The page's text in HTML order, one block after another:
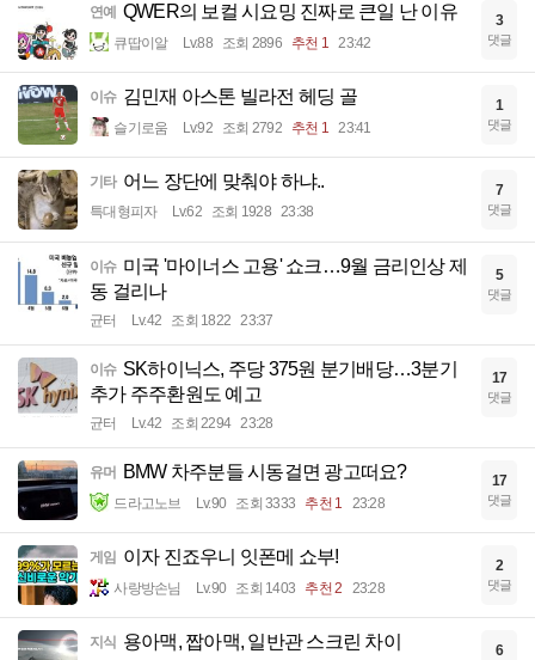
연예 QWER의 보컬 시요밍 진짜로 큰일 난 이유
큐땁이알 Lv.88 조회 2896 추천 1 23:42
3
댓글
이슈 김민재 아스톤 빌라전 헤딩 골
슬기로움 Lv.92 조회 2792 추천 1 23:41
1
댓글
기타 어느 장단에 맞춰야 하냐..
특대형피자 Lv.62 조회 1928 23:38
7
댓글
이슈 미국 '마이너스 고용' 쇼크…9월 금리인상 제
동 걸리나
균터 Lv.42 조회 1822 23:37
5
댓글
이슈 SK하이닉스, 주당 375원 분기배당…3분기
추가 주주환원도 예고
균터 Lv.42 조회 2294 23:28
17
댓글
유머 BMW 차주분들 시동걸면 광고떠요?
드라고노브 Lv.90 조회 3333 추천 1 23:28
17
댓글
게임 이자 진죠우니 잇폰메 쇼부!
사랑방손님 Lv.90 조회 1403 추천 2 23:28
2
댓글
지식 용아맥, 짭아맥, 일반관 스크린 차이 6